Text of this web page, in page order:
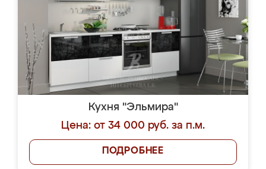
Кухня "Эльмира"
Цена: от 34 000 руб. за п.м.
ПОДРОБНЕЕ